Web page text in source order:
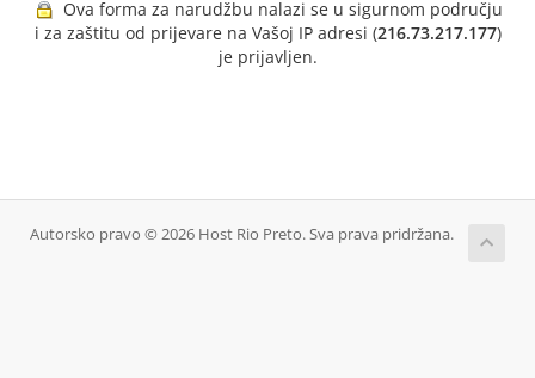
Ova forma za narudžbu nalazi se u sigurnom području
i za zaštitu od prijevare na Vašoj IP adresi (216.73.217.177)
je prijavljen.
Autorsko pravo © 2026 Host Rio Preto. Sva prava pridržana.